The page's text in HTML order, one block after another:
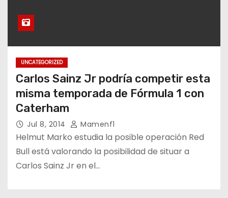
UNCATEGORIZED
Carlos Sainz Jr podría competir esta
misma temporada de Fórmula 1 con
Caterham
Jul 8, 2014 Mamenf1
Helmut Marko estudia la posible operación Red
Bull está valorando la posibilidad de situar a
Carlos Sainz Jr en el…